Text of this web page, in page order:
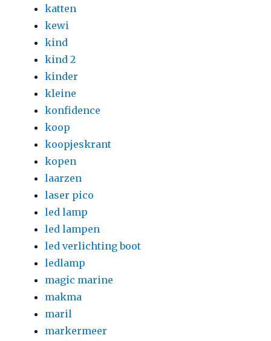
katten
kewi
kind
kind 2
kinder
kleine
konfidence
koop
koopjeskrant
kopen
laarzen
laser pico
led lamp
led lampen
led verlichting boot
ledlamp
magic marine
makma
maril
markermeer